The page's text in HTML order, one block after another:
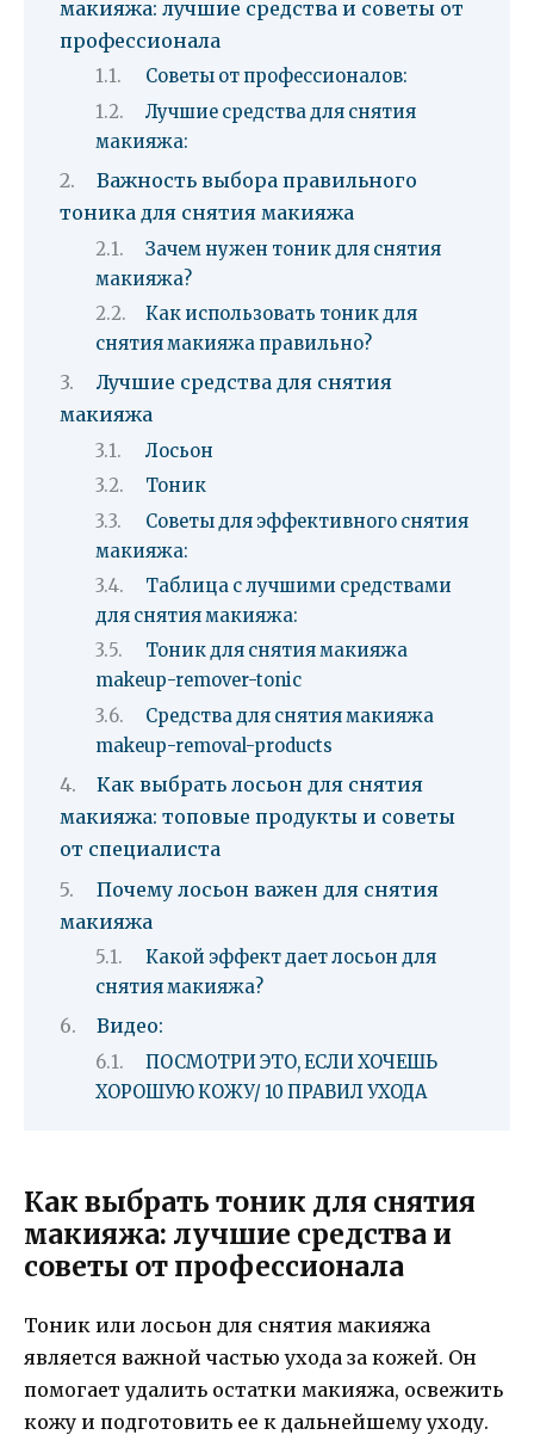
макияжа: лучшие средства и советы от
профессионала
Советы от профессионалов:
Лучшие средства для снятия
макияжа:
Важность выбора правильного
тоника для снятия макияжа
Зачем нужен тоник для снятия
макияжа?
Как использовать тоник для
снятия макияжа правильно?
Лучшие средства для снятия
макияжа
Лосьон
Тоник
Советы для эффективного снятия
макияжа:
Таблица с лучшими средствами
для снятия макияжа:
Тоник для снятия макияжа
makeup-remover-tonic
Средства для снятия макияжа
makeup-removal-products
Как выбрать лосьон для снятия
макияжа: топовые продукты и советы
от специалиста
Почему лосьон важен для снятия
макияжа
Какой эффект дает лосьон для
снятия макияжа?
Видео:
ПОСМОТРИ ЭТО, ЕСЛИ ХОЧЕШЬ
ХОРОШУЮ КОЖУ/ 10 ПРАВИЛ УХОДА
Как выбрать тоник для снятия
макияжа: лучшие средства и
советы от профессионала
Тоник или лосьон для снятия макияжа
является важной частью ухода за кожей. Он
помогает удалить остатки макияжа, освежить
кожу и подготовить ее к дальнейшему уходу.